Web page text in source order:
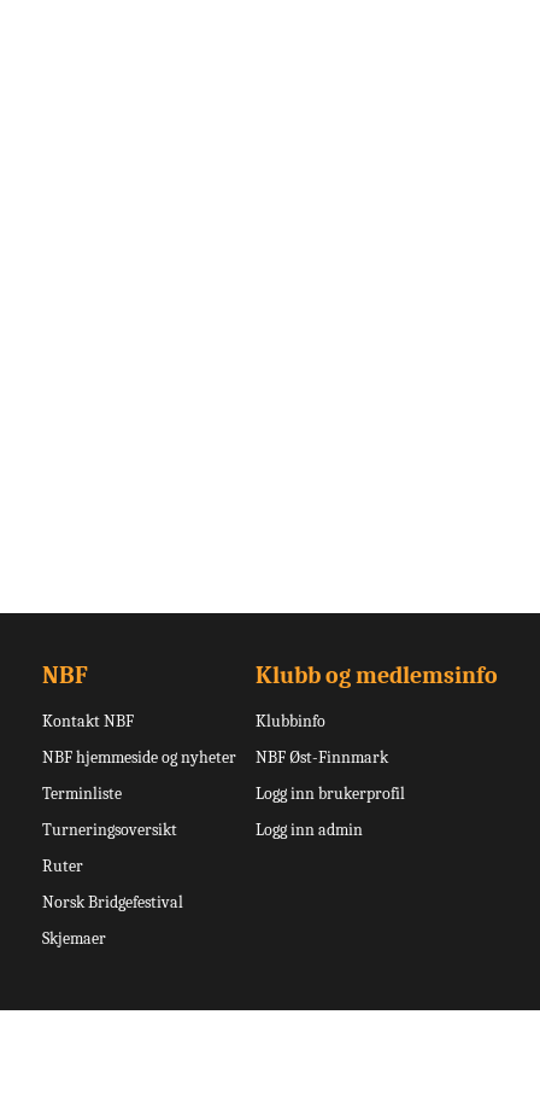
NBF
Kontakt NBF
NBF hjemmeside og nyheter
Terminliste
Turneringsoversikt
Ruter
Norsk Bridgefestival
Skjemaer
Klubb og medlemsinfo
Klubbinfo
NBF Øst-Finnmark
Logg inn brukerprofil
Logg inn admin